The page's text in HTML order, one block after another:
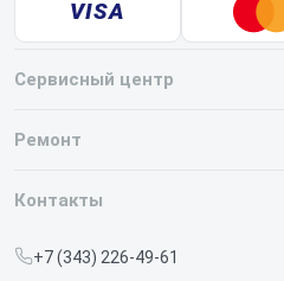
VISA
Сервисный центр
О нашем сервисе
Срочный ремонт
Ремонт
Iphone
Контакты
+7 (343) 226-49-61